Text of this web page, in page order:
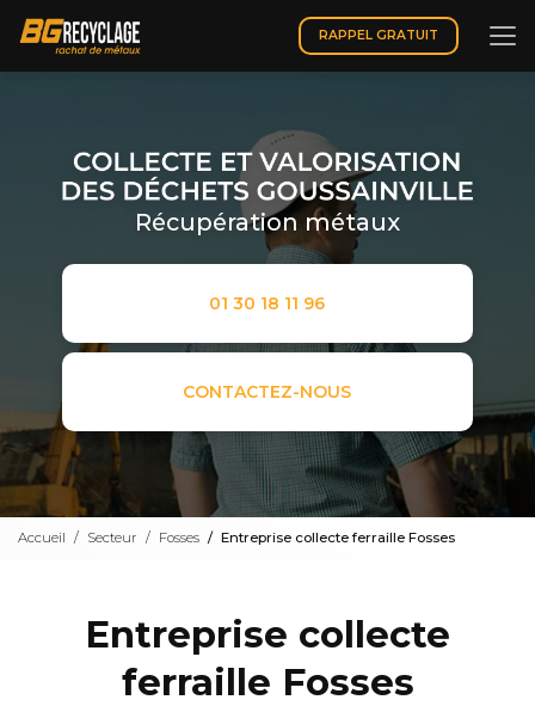
contenu
principal
RAPPEL GRATUIT
Récupération métaux
01 30 18 11 96
CONTACTEZ-NOUS
Accueil Secteur Fosses Entreprise collecte ferraille Fosses
Entreprise collecte
ferraille Fosses